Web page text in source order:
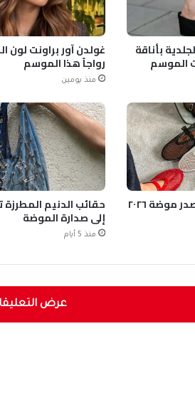
بأناقة
الموسم
غولدن آور براونت لون
رواجاً هذا الموسم
منذ يومين
الأحذية الشبكية تتصدر موضة ٢٠٢٦ حقائب الدنيم المطرزة
إلى صدارة الموضة
منذ 5 أيام
عرض